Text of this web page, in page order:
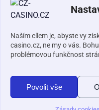
Naším cílem je, abyste vy
casino.cz, ne my o vás.
problémovou funkčnost
Povolit vše
MF varuje:
Zákaz účasti
Účastí na hazardní
Jak rozpoznat problém
Ministerstvo financí ČR
Národní stránky pro snížení
© 2026